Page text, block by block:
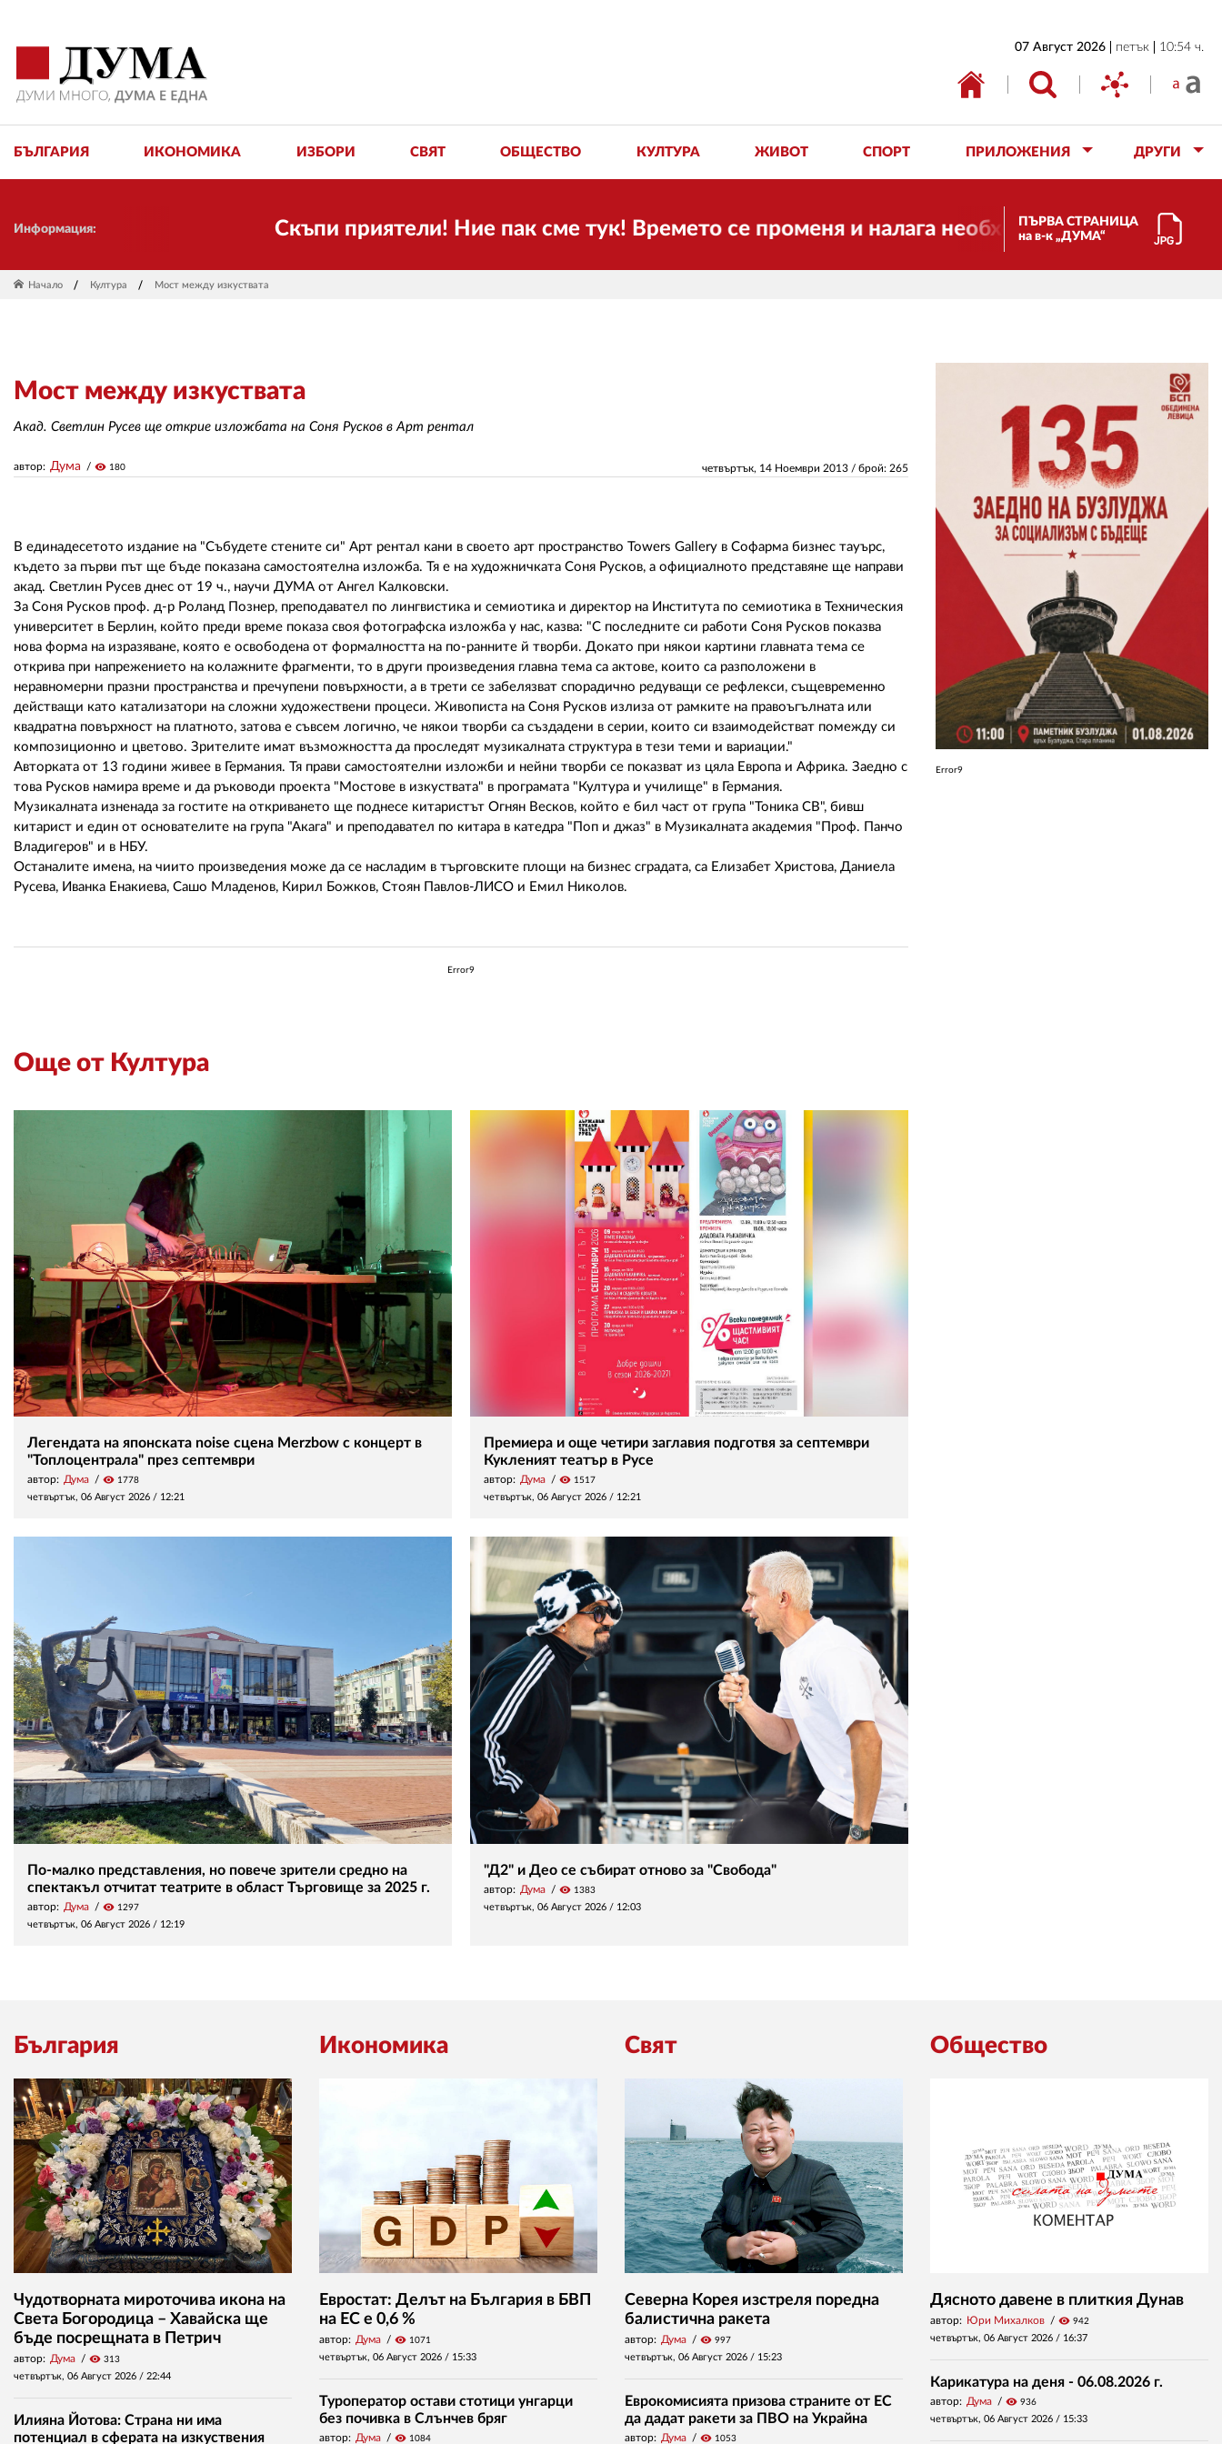
07 Август 2026 петък 10:54 ч.
БЪЛГАРИЯ ИКОНОМИКА ИЗБОРИ СВЯТ ОБЩЕСТВО КУЛТУРА ЖИВОТ СПОРТ ПРИЛОЖЕНИЯ ДРУГИ
Информация: Скъпи приятели! Ние пак сме тук! Времето се променя и налага необходимостта от
ПЪРВА СТРАНИЦА
на в-к „ДУМА“
Начало Култура Мост между изкуствата
Мост между изкуствата
Акад. Светлин Русев ще открие изложбата на Соня Русков в Арт рентал
четвъртък, 14 Ноември 2013 / брой: 265
автор: Дума visibility 180
В единадесетото издание на "Събудете стените си" Арт рентал кани в своето арт пространство Towers Gallery в Софарма бизнес тауърс,
където за първи път ще бъде показана самостоятелна изложба. Тя е на художничката Соня Русков, а официалното представяне ще направи
акад. Светлин Русев днес от 19 ч., научи ДУМА от Ангел Калковски.
За Соня Русков проф. д-р Роланд Познер, преподавател по лингвистика и семиотика и директор на Института по семиотика в Техническия
университет в Берлин, който преди време показа своя фотографска изложба у нас, казва: "С последните си работи Соня Русков показва
нова форма на изразяване, която е освободена от формалността на по-ранните й творби. Докато при някои картини главната тема се
открива при напрежението на колажните фрагменти, то в други произведения главна тема са актове, които са разположени в
неравномерни празни пространства и пречупени повърхности, а в трети се забелязват спорадично редуващи се рефлекси, същевременно
действащи като катализатори на сложни художествени процеси. Живописта на Соня Русков излиза от рамките на правоъгълната или
квадратна повърхност на платното, затова е съвсем логично, че някои творби са създадени в серии, които си взаимодействат помежду си
композиционно и цветово. Зрителите имат възможността да проследят музикалната структура в тези теми и вариации."
Авторката от 13 години живее в Германия. Тя прави самостоятелни изложби и нейни творби се показват из цяла Европа и Африка. Заедно с
това Русков намира време и да ръководи проекта "Мостове в изкуствата" в програмата "Култура и училище" в Германия.
Музикалната изненада за гостите на откриването ще поднесе китаристът Огнян Весков, който е бил част от група "Тоника СВ", бивш
китарист и един от основателите на група "Акага" и преподавател по китара в катедра "Поп и джаз" в Музикалната академия "Проф. Панчо
Владигеров" и в НБУ.
Останалите имена, на чиито произведения може да се насладим в търговските площи на бизнес сградата, са Елизабет Христова, Даниела
Русева, Иванка Енакиева, Сашо Младенов, Кирил Божков, Стоян Павлов-ЛИСО и Емил Николов.
Error9
Още от Култура
Легендата на японската noise сцена Merzbow с концерт в
"Топлоцентрала" през септември
автор: Дума visibility 1778
четвъртък, 06 Август 2026 / 12:21
Премиера и още четири заглавия подготвя за септември
Кукленият театър в Русе
автор: Дума visibility 1517
четвъртък, 06 Август 2026 / 12:21
По-малко представления, но повече зрители средно на
спектакъл отчитат театрите в област Търговище за 2025 г.
автор: Дума visibility 1297
четвъртък, 06 Август 2026 / 12:19
"Д2" и Део се събират отново за "Свобода"
автор: Дума visibility 1383
четвъртък, 06 Август 2026 / 12:03
Error9
България
Чудотворната мироточива икона на
Света Богородица – Хавайска ще
бъде посрещната в Петрич
автор: Дума visibility 313
четвъртък, 06 Август 2026 / 22:44
Илияна Йотова: Страна ни има
потенциал в сферата на изкуствения
Икономика
Евростат: Делът на България в БВП
на ЕС е 0,6 %
автор: Дума visibility 1071
четвъртък, 06 Август 2026 / 15:33
Туроператор остави стотици унгарци
без почивка в Слънчев бряг
автор: Дума visibility 1084
Свят
Северна Корея изстреля поредна
балистична ракета
автор: Дума visibility 997
четвъртък, 06 Август 2026 / 15:23
Еврокомисията призова страните от ЕС
да дадат ракети за ПВО на Украйна
автор: Дума visibility 1053
Общество
Дясното давене в плиткия Дунав
автор: Юри Михалков visibility 942
четвъртък, 06 Август 2026 / 16:37
Карикатура на деня - 06.08.2026 г.
автор: Дума visibility 936
четвъртък, 06 Август 2026 / 15:33
ИКОНОМИКА
ОБЩЕСТВО
АВТОРИ
РЕДАКЦИЯ
РЕКЛАМА
АБОНАМЕНТ
УСЛОВИЯ ЗА ПОЛЗВАНЕ
ПОЛИТИКА ЗА БИСКВИТКИТЕ
ПОЛИТИКАТА ЗА